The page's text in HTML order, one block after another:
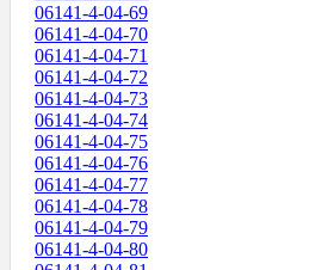
06141-4-04-69
06141-4-04-70
06141-4-04-71
06141-4-04-72
06141-4-04-73
06141-4-04-74
06141-4-04-75
06141-4-04-76
06141-4-04-77
06141-4-04-78
06141-4-04-79
06141-4-04-80